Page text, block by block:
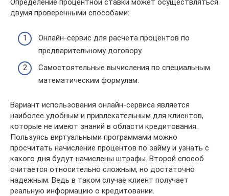
Определение процентной ставки может осуществляться
двумя проверенными способами:
Онлайн-сервис для расчета процентов по
предварительному договору.
Самостоятельные вычисления по специальным
математическим формулам.
Вариант использования онлайн-сервиса является
наиболее удобным и привлекательным для клиентов,
которые не имеют знаний в области кредитования.
Пользуясь виртуальными программами можно
просчитать начисление процентов по займу и узнать с
какого дня будут начислены штрафы. Второй способ
считается относительно сложным, но достаточно
надежным. Ведь в таком случае клиент получает
реальную информацию о кредитовании.